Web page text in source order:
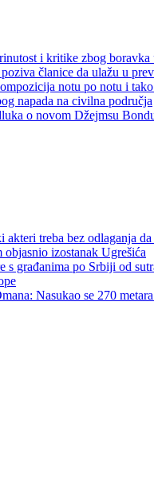
i kritike zbog boravka
članice da ulažu u
notu po notu i
napada na civilna područja
o novom Džejmsu
treba bez odlaganja
objasnio izostanak Ugrešića
građanima po Srbiji od
Nasukao se 270